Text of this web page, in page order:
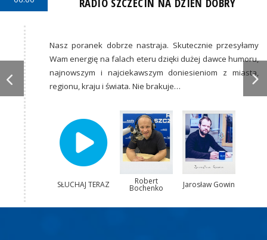
Nasz poranek dobrze nastraja. Skutecznie przesyłamy
Wam energię na falach eteru dzięki dużej dawce humoru,
najnowszym i najciekawszym doniesieniom z miasta,
regionu, kraju i świata. Nie brakuje…
SŁUCHAJ TERAZ Robert
Bochenko Jarosław Gowin